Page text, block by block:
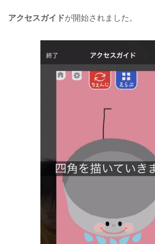
アクセスガイドが開始されました。